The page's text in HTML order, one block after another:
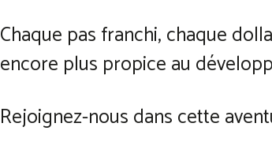
Chaque pas franchi, chaque
encore plus propice au
Rejoignez-nous dans cette